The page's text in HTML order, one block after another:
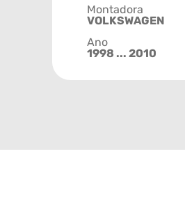
Montadora
VOLKSWAGEN
Ano
1998 ... 2010